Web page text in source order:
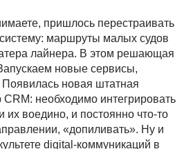
пришлось перестраивать
маршруты малых судов
лайнера. В этом решающая
новые сервисы,
Появилась новая штатная
необходимо интегрировать
их воедино, и постоянно что-то
«допиливать». Ну и
digital-коммуникаций в